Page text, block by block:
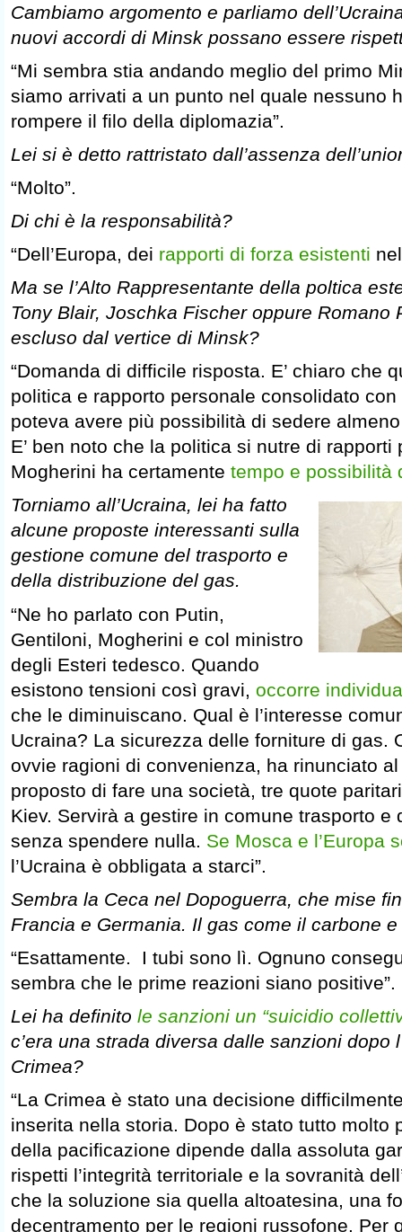
Cambiamo argomento e parliamo
nuovi accordi di Minsk possano essere
“Mi sembra stia andando meglio del primo
siamo arrivati a un punto nel quale nessuno
rompere il filo della diplomazia”.
Lei si è detto rattristato dall’assenza
“Molto”.
Di chi è la responsabilità?
“Dell’Europa, dei rapporti di forza esistenti
Ma se l’Alto Rappresentante della poltica
Tony Blair, Joschka Fischer oppure Romano
escluso dal vertice di Minsk?
“Domanda di difficile risposta. E’ chiaro che
politica e rapporto personale consolidato
poteva avere più possibilità di sedere
E’ ben noto che la politica si nutre di
Mogherini ha certamente tempo e possibilità
Torniamo all’Ucraina, lei ha fatto
alcune proposte interessanti sulla
gestione comune del trasporto e
della distribuzione del gas.
“Ne ho parlato con Putin,
Gentiloni, Mogherini e col ministro
degli Esteri tedesco. Quando
esistono tensioni così gravi, occorre
che le diminuiscano. Qual è l’interesse
Ucraina? La sicurezza delle forniture di gas.
ovvie ragioni di convenienza, ha rinunciato
proposto di fare una società, tre quote
Kiev. Servirà a gestire in comune trasporto e
senza spendere nulla. Se Mosca e l’Europa
l’Ucraina è obbligata a starci”.
Sembra la Ceca nel Dopoguerra, che mise
Francia e Germania. Il gas come il carbone e
“Esattamente. I tubi sono lì. Ognuno
sembra che le prime reazioni siano positive”.
Lei ha definito le sanzioni un “suicidio
c’era una strada diversa dalle sanzioni dopo
Crimea?
“La Crimea è stato una decisione
inserita nella storia. Dopo è stato tutto molto
della pacificazione dipende dalla assoluta
rispetti l’integrità territoriale e la sovranità
che la soluzione sia quella altoatesina, una
decentramento per le regioni russofone. Per